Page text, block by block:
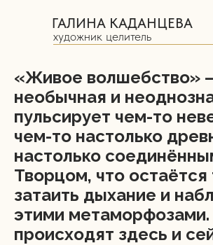
ГАЛИНА КАДАНЦЕВА
художник целитель
«Живое волшебство»
необычная и
пульсирует чем-то
чем-то настолько
настолько
Творцом, что остаётся
затаить дыхание и
этими
происходят здесь и